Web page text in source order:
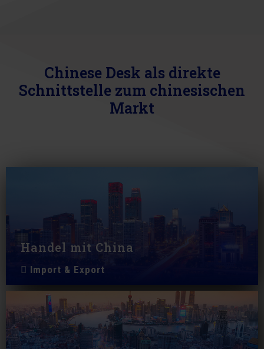
Chinese Desk als direkte
Schnittstelle zum chinesischen
Markt
Handel mit China
Import & Export